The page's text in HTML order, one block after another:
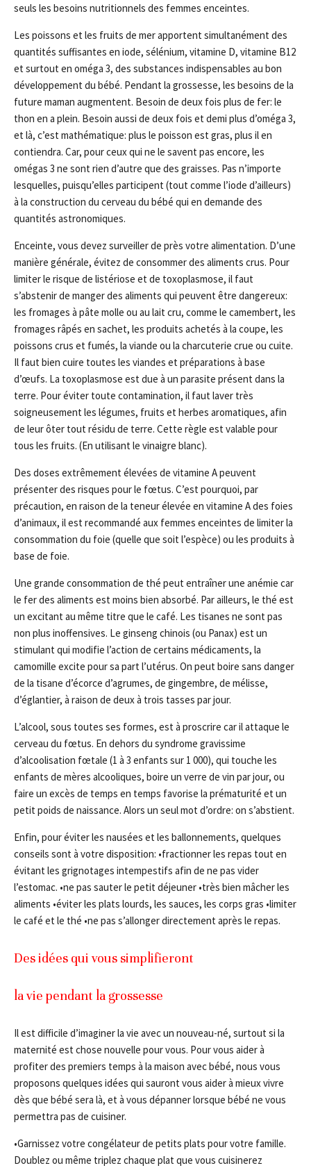
seuls les besoins nutritionnels des femmes enceintes.
Les poissons et les fruits de mer apportent simultanément des
quantités suffisantes en iode, sélénium, vitamine D, vitamine B12
et surtout en oméga 3, des substances indispensables au bon
développement du bébé. Pendant la grossesse, les besoins de la
future maman augmentent. Besoin de deux fois plus de fer: le
thon en a plein. Besoin aussi de deux fois et demi plus d’oméga 3,
et là, c’est mathématique: plus le poisson est gras, plus il en
contiendra. Car, pour ceux qui ne le savent pas encore, les
omégas 3 ne sont rien d’autre que des graisses. Pas n’importe
lesquelles, puisqu’elles participent (tout comme l’iode d’ailleurs)
à la construction du cerveau du bébé qui en demande des
quantités astronomiques.
Enceinte, vous devez surveiller de près votre alimentation. D’une
manière générale, évitez de consommer des aliments crus. Pour
limiter le risque de listériose et de toxoplasmose, il faut
s’abstenir de manger des aliments qui peuvent être dangereux:
les fromages à pâte molle ou au lait cru, comme le camembert, les
fromages râpés en sachet, les produits achetés à la coupe, les
poissons crus et fumés, la viande ou la charcuterie crue ou cuite.
Il faut bien cuire toutes les viandes et préparations à base
d’œufs. La toxoplasmose est due à un parasite présent dans la
terre. Pour éviter toute contamination, il faut laver très
soigneusement les légumes, fruits et herbes aromatiques, afin
de leur ôter tout résidu de terre. Cette règle est valable pour
tous les fruits. (En utilisant le vinaigre blanc).
Des doses extrêmement élevées de vitamine A peuvent
présenter des risques pour le fœtus. C’est pourquoi, par
précaution, en raison de la teneur élevée en vitamine A des foies
d’animaux, il est recommandé aux femmes enceintes de limiter la
consommation du foie (quelle que soit l’espèce) ou les produits à
base de foie.
Une grande consommation de thé peut entraîner une anémie car
le fer des aliments est moins bien absorbé. Par ailleurs, le thé est
un excitant au même titre que le café. Les tisanes ne sont pas
non plus inoffensives. Le ginseng chinois (ou Panax) est un
stimulant qui modifie l’action de certains médicaments, la
camomille excite pour sa part l’utérus. On peut boire sans danger
de la tisane d’écorce d’agrumes, de gingembre, de mélisse,
d’églantier, à raison de deux à trois tasses par jour.
L’alcool, sous toutes ses formes, est à proscrire car il attaque le
cerveau du fœtus. En dehors du syndrome gravissime
d’alcoolisation fœtale (1 à 3 enfants sur 1 000), qui touche les
enfants de mères alcooliques, boire un verre de vin par jour, ou
faire un excès de temps en temps favorise la prématurité et un
petit poids de naissance. Alors un seul mot d’ordre: on s’abstient.
Enfin, pour éviter les nausées et les ballonnements, quelques
conseils sont à votre disposition: •fractionner les repas tout en
évitant les grignotages intempestifs afin de ne pas vider
l’estomac. •ne pas sauter le petit déjeuner •très bien mâcher les
aliments •éviter les plats lourds, les sauces, les corps gras •limiter
le ­café et le thé •ne pas s’allonger directement après le repas.
Des idées qui vous simplifieront
la vie pendant la grossesse
Il est difficile d’imaginer la vie avec un nouveau-né, surtout si la
maternité est chose nouvelle pour vous. Pour vous aider à
profiter des premiers temps à la maison avec bébé, nous vous
proposons quelques idées qui sauront vous aider à mieux vivre
dès que bébé sera là, et à vous dépanner lorsque bébé ne vous
permettra pas de cuisiner.
•Garnissez votre congélateur de petits plats pour votre famille.
Doublez ou même triplez chaque plat que vous cuisinerez